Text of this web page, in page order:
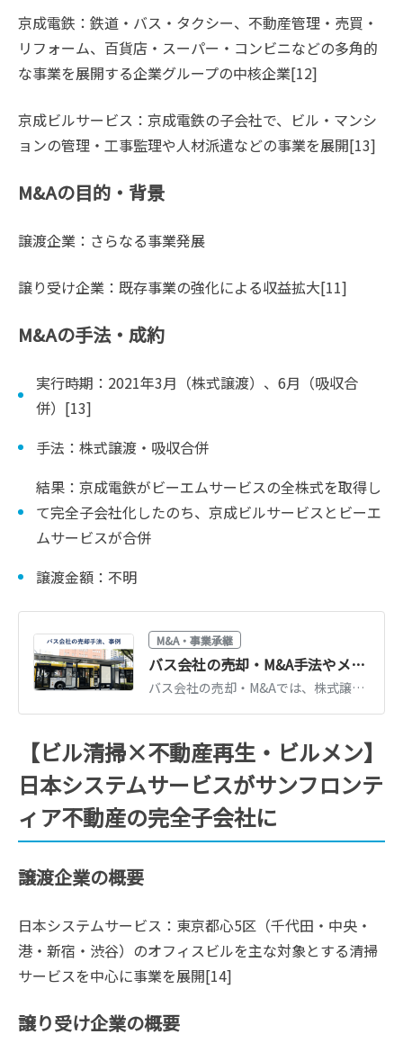
京成電鉄：鉄道・バス・タクシー、不動産管理・売買・
リフォーム、百貨店・スーパー・コンビニなどの多角的
な事業を展開する企業グループの中核企業[12]
京成ビルサービス：京成電鉄の子会社で、ビル・マンシ
ョンの管理・工事監理や人材派遣などの事業を展開[13]
M&Aの目的・背景
譲渡企業：さらなる事業発展
譲り受け企業：既存事業の強化による収益拡大[11]
M&Aの手法・成約
実行時期：2021年3月（株式譲渡）、6月（吸収合
併）[13]
手法：株式譲渡・吸収合併
結果：京成電鉄がビーエムサービスの全株式を取得し
て完全子会社化したのち、京成ビルサービスとビーエ
ムサービスが合併
譲渡金額：不明
M&A・事業承継
バス会社の売却・M&A手法やメリット、事例
バス会社の売却・M&Aでは、株式譲渡や事業譲渡、合併の手法が用いられます。手法ごとにメリットや手続きは異なるため、違いを理解しましょう。バス会社の売却手法やメリット、M&A動向・事例を徹底解説します。
【ビル清掃×不動産再生・ビルメン】
日本システムサービスがサンフロンテ
ィア不動産の完全子会社に
譲渡企業の概要
日本システムサービス：東京都心5区（千代田・中央・
港・新宿・渋谷）のオフィスビルを主な対象とする清掃
サービスを中心に事業を展開[14]
譲り受け企業の概要